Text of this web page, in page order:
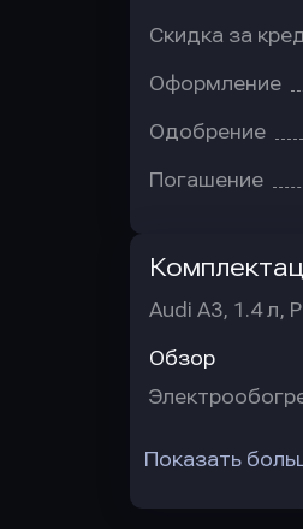
Скидка за
Оформление
Одобрение
Погашение
Audi A3, 1.4 л,
Обзор
Показать